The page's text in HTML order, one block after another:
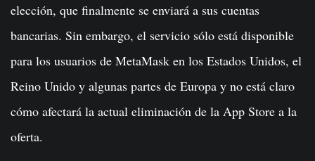
elección, que finalmente se enviará a sus cuentas
bancarias. Sin embargo, el servicio sólo está disponible
para los usuarios de MetaMask en los Estados Unidos, el
Reino Unido y algunas partes de Europa y no está claro
cómo afectará la actual eliminación de la App Store a la
oferta.